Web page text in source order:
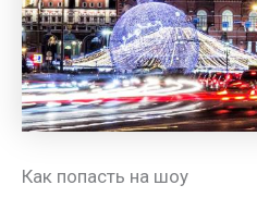
Как попасть на шоу